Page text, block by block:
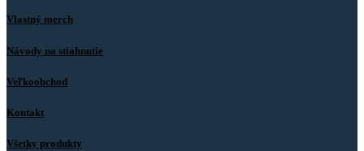
Vlastný merch
Návody na stiahnutie
Veľkoobchod
Kontakt
Všetky produkty